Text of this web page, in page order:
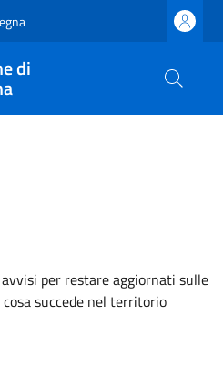
di
per restare aggiornati sulle
succede nel territorio